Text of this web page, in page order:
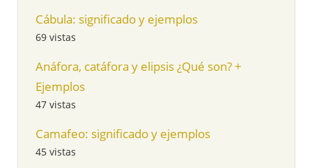
Cábula: significado y ejemplos
69 vistas
Anáfora, catáfora y elipsis ¿Qué son? +
Ejemplos
47 vistas
Camafeo: significado y ejemplos
45 vistas